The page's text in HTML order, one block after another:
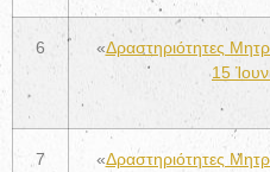
6 «Δραστηριότητες
15
7 «Δραστηριότητες